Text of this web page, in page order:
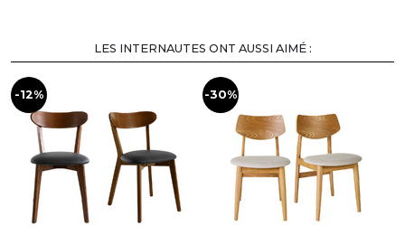
LES INTERNAUTES ONT AUSSI AIMÉ :
-12% -30%